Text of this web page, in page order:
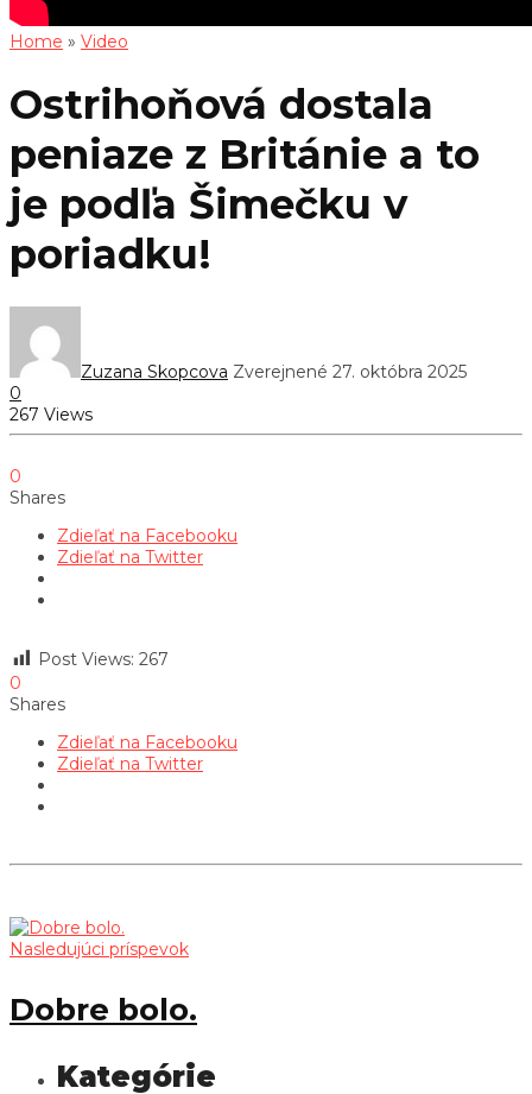
Home » Video
Ostrihoňová dostala
peniaze z Británie a to
je podľa Šimečku v
poriadku!
Zuzana Skopcova Zverejnené 27. októbra 2025
0
267 Views
0
Shares
Zdieľať na Facebooku
Zdieľať na Twitter
Post Views: 267
0
Shares
Zdieľať na Facebooku
Zdieľať na Twitter
Nasledujúci príspevok
Dobre bolo.